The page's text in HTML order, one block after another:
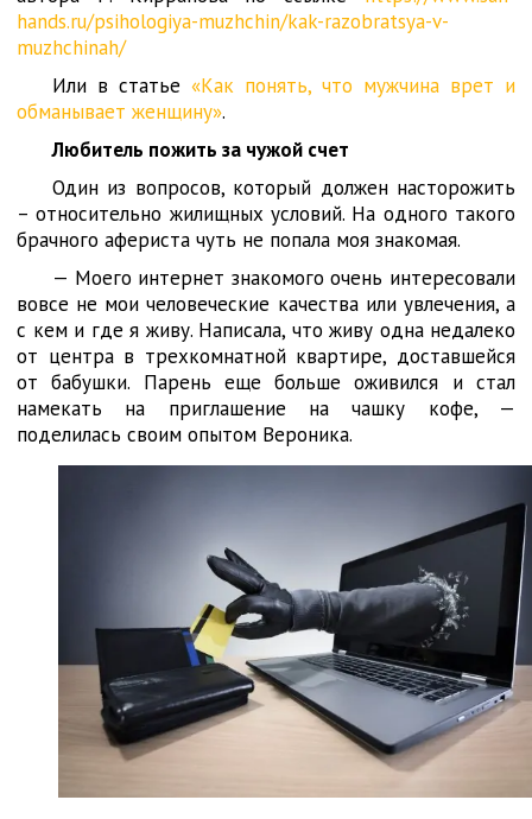
hands.ru/psihologiya-muzhchin/kak-razobratsya-v-
muzhchinah/
Или в статье «Как понять, что мужчина врет и
обманывает женщину».
Любитель пожить за чужой счет
Один из вопросов, который должен насторожить
– относительно жилищных условий. На одного такого
брачного афериста чуть не попала моя знакомая.
— Моего интернет знакомого очень интересовали
вовсе не мои человеческие качества или увлечения, а
с кем и где я живу. Написала, что живу одна недалеко
от центра в трехкомнатной квартире, доставшейся
от бабушки. Парень еще больше оживился и стал
намекать на приглашение на чашку кофе, —
поделилась своим опытом Вероника.